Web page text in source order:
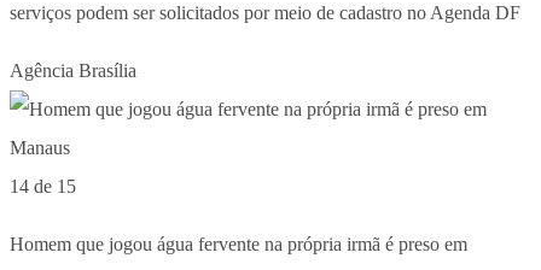
serviços podem ser solicitados por meio de cadastro no Agenda DF
Agência Brasília
14 de 15
Homem que jogou água fervente na própria irmã é preso em